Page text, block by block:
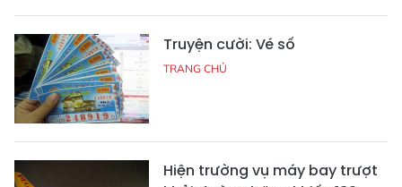
Truyện cười: Vé số
TRANG CHỦ
Hiện trường vụ máy bay trượt